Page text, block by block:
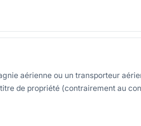
aérienne ou un transporteur
de propriété (contrairement au